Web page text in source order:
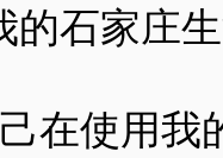
的石家庄
在使用我